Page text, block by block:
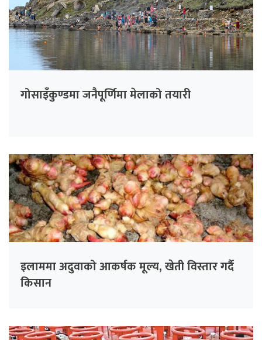
गोसाइँकुण्डमा जनैपूर्णिमा मेलाको तयारी
इलाममा अदुवाको आकर्षक मूल्य, खेती विस्तार गर्दै
किसान